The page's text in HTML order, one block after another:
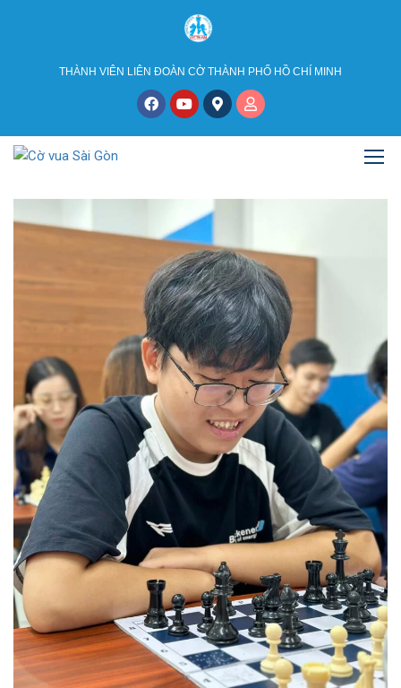
THÀNH VIÊN LIÊN ĐOÀN CỜ THÀNH PHỐ HỒ CHÍ MINH